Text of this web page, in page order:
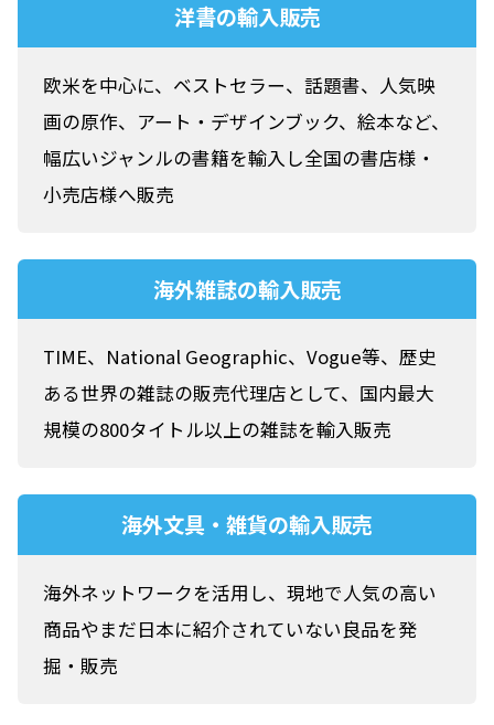
洋書の輸入販売
欧米を中心に、ベストセラー、話題書、人気映
画の原作、アート・デザインブック、絵本など、
幅広いジャンルの書籍を輸入し全国の書店様・
小売店様へ販売
海外雑誌の輸入販売
TIME、National Geographic、Vogue等、歴史
ある世界の雑誌の販売代理店として、国内最大
規模の800タイトル以上の雑誌を輸入販売
海外文具・雑貨の輸入販売
海外ネットワークを活用し、現地で人気の高い
商品やまだ日本に紹介されていない良品を発
掘・販売